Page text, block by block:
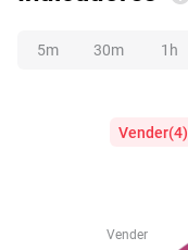
5m 30m 1h
Vender(4)
Vender